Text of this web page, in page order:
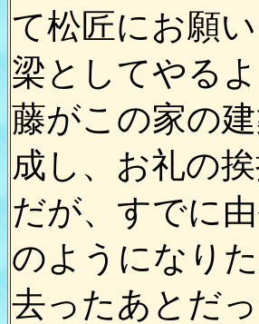
て松匠にお願
梁としてやる
藤がこの家の
成し、お礼の
だが、すでに
のようになり
去ったあとだ